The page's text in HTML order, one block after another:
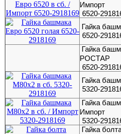
Импорт
6520-
Гайка
6520-
Гайка
РОСТАР
6520-
Гайка
5320-
Гайка
Импорт
5320-
Гайка